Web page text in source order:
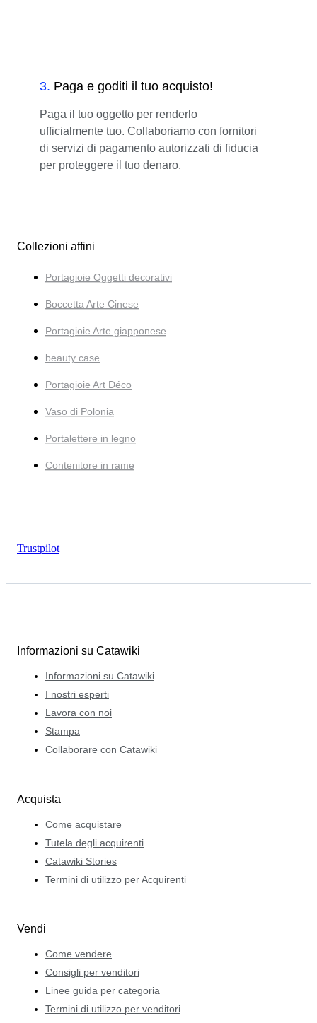
3. Paga e goditi il tuo acquisto!
Paga il tuo oggetto per renderlo
ufficialmente tuo. Collaboriamo con fornitori
di servizi di pagamento autorizzati di fiducia
per proteggere il tuo denaro.
Collezioni affini
Portagioie Oggetti decorativi
Boccetta Arte Cinese
Portagioie Arte giapponese
beauty case
Portagioie Art Déco
Vaso di Polonia
Portalettere in legno
Contenitore in rame
Trustpilot
Informazioni su Catawiki
Informazioni su Catawiki
I nostri esperti
Lavora con noi
Stampa
Collaborare con Catawiki
Acquista
Come acquistare
Tutela degli acquirenti
Catawiki Stories
Termini di utilizzo per Acquirenti
Vendi
Come vendere
Consigli per venditori
Linee guida per categoria
Termini di utilizzo per venditori